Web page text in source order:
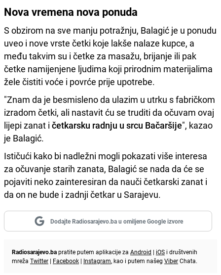
Nova vremena nova ponuda
S obzirom na sve manju potražnju, Balagić je u ponudu
uveo i nove vrste četki koje lakše nalaze kupce, a
među takvim su i četke za masažu, brijanje ili pak
četke namijenjene ljudima koji prirodnim materijalima
žele čistiti voće i povrće prije upotrebe.
"Znam da je besmisleno da ulazim u utrku s fabričkom
izradom četki, ali nastavit ću se truditi da očuvam ovaj
lijepi zanat i četkarsku radnju u srcu Bačaršije", kazao
je Balagić.
Ističući kako bi nadležni mogli pokazati više interesa
za očuvanje starih zanata, Balagić se nada da će se
pojaviti neko zainteresiran da nauči četkarski zanat i
da on ne bude i zadnji četkar u Sarajevu.
Dodajte Radiosarajevo.ba u omiljene Google izvore
Radiosarajevo.bapratite putem aplikacije za Android | iOS i društvenih
mreža Twitter | Facebook | Instagram, kao i putem našeg ViberChata.